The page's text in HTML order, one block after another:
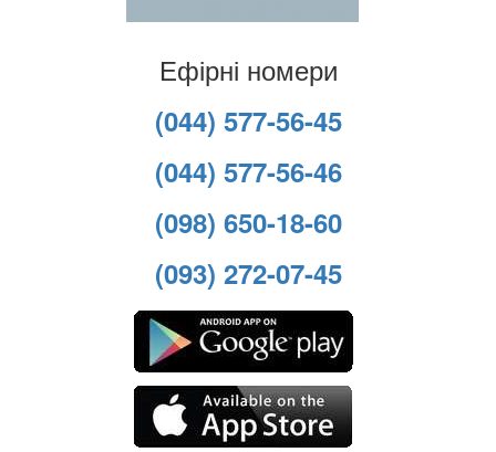
Ефірні номери
(044) 577-56-45
(044) 577-56-46
(098) 650-18-60
(093) 272-07-45